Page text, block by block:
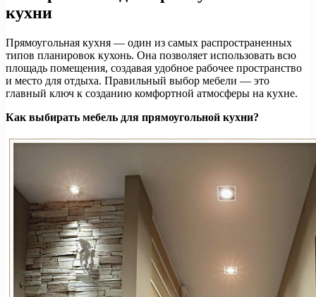
кухни
Прямоугольная кухня — один из самых распространенных
типов планировок кухонь. Она позволяет использовать всю
площадь помещения, создавая удобное рабочее пространство
и место для отдыха. Правильный выбор мебели — это
главный ключ к созданию комфортной атмосферы на кухне.
Как выбирать мебель для прямоугольной кухни?